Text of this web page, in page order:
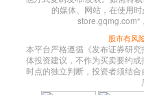
的媒体、网站，在使用
store.gqmg.com"
股市有风
本平台严格遵循《发布证券研
体投资建议，不作为买卖要约
时点的独立判断，投资者须结